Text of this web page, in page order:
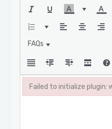
FAQs
Failed to initialize plugin:
Failed to initialize plugin: